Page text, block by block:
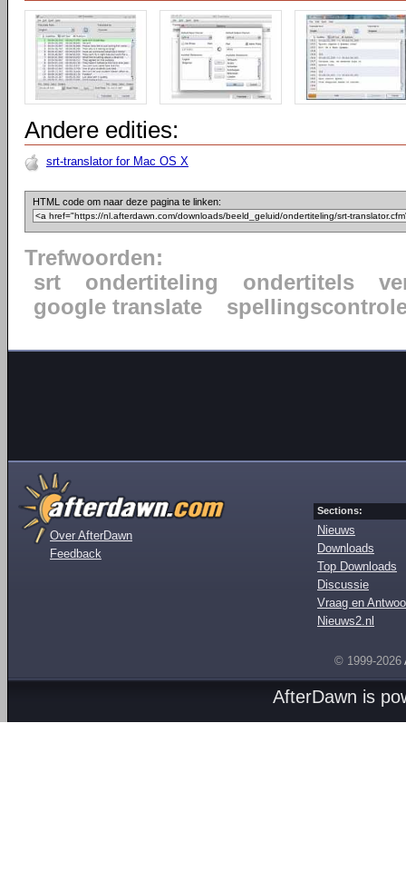
Andere edities:
srt-translator for Mac OS X
HTML code om naar deze pagina te linken:
Trefwoorden:
srt
ondertiteling ondertitels
google translate
Over AfterDawn
Feedback
Sections:
Nieuws
Downloads
Top Downloads
Discussie
Vraag en
Nieuws2.nl
© 1999-2026
AfterDawn is